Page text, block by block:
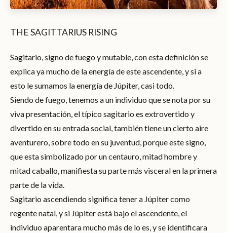
THE SAGITTARIUS RISING
Sagitario, signo de fuego y mutable, con esta definición se
explica ya mucho de la energía de este ascendente, y si a
esto le sumamos la energía de Júpiter, casi todo.
Siendo de fuego, tenemos a un individuo que se nota por su
viva presentación, el típico sagitario es extrovertido y
divertido en su entrada social, también tiene un cierto aire
aventurero, sobre todo en su juventud, porque este signo,
que esta simbolizado por un centauro, mitad hombre y
mitad caballo, manifiesta su parte más visceral en la primera
parte de la vida.
Sagitario ascendiendo significa tener a Júpiter como
regente natal, y si Júpiter está bajo el ascendente, el
individuo aparentara mucho más de lo es, y se identificara